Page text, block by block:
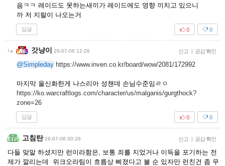
음ㅋㅋ 레이드도 못하는새끼가 레이드에도 영향 끼치고 있으니
까 저 지랄이 나오는거
답글 0
0
갓냥이 26-07-06 12:26 신고 | 공감 확인
@Simpleday https://www.inven.co.kr/board/wow/2081/172992
마지막 올신화한게 나스리아 성챈데 손님수준임ㄹㅇ
https://ko.warcraftlogs.com/character/us/malganis/gurgthock?
zone=26
답글 0
0
고침탄 26-07-06 00:26 신고 | 공감 확인
다들 맞말 하셨지만 런이라함은, 보통 죄를 지었거나 이득을 포기하는 전
제가 깔리는데 위크오라팀이 흐름상 삐졌다고 볼 순 있자만 런친건 좀 무